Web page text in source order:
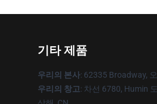
기타 제품
우리의 본사: 62335 Broadway,
우리의 창고: 차선 6780, Humin